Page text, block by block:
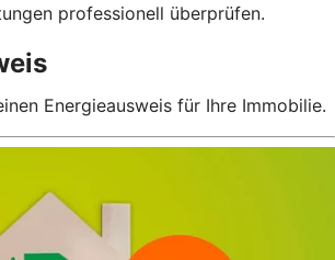
professionell überprüfen.
Energieausweis für Ihre Immobilie.